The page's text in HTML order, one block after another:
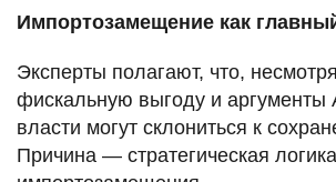
Импортозамещение как
Эксперты полагают, что,
фискальную выгоду и
власти могут склониться к
Причина — стратегическая логика